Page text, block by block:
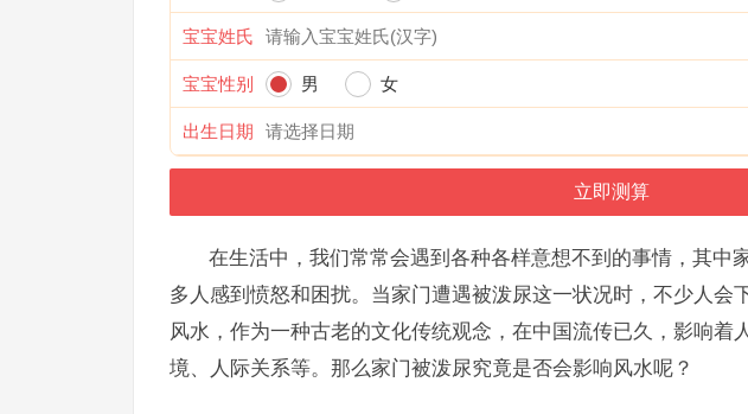
宝宝姓氏
宝宝性别 男 女
出生日期
在生活中，我们常常会遇到各种各样意想不到的事情，其中
多人感到愤怒和困扰。当家门遭遇被泼尿这一状况时，不少人会
风水，作为一种古老的文化传统观念，在中国流传已久，影响着
境、人际关系等。那么家门被泼尿究竟是否会影响风水呢？